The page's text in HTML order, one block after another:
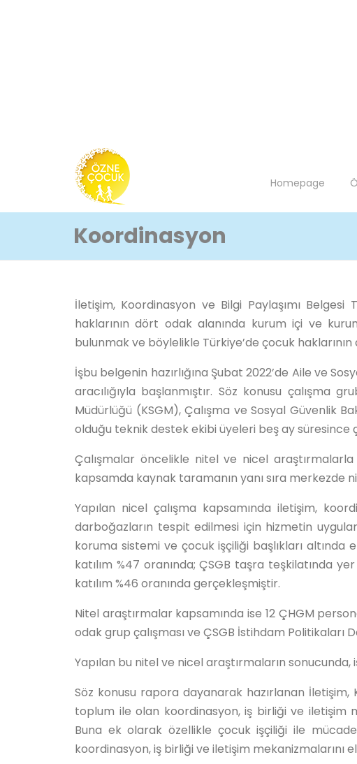
Homepage
Koordinasyon
İletişim, Koordinasyon ve Bilgi Paylaşımı
haklarının dört odak alanında kurum içi ve
bulunmak ve böylelikle Türkiye’de çocuk
İşbu belgenin hazırlığına Şubat 2022’de Aile ve
aracılığıyla başlanmıştır. Söz konusu çalışma
Müdürlüğü (KSGM), Çalışma ve Sosyal Güvenlik
olduğu teknik destek ekibi üyeleri beş ay süresince
Çalışmalar öncelikle nitel ve nicel
kapsamda kaynak taramanın yanı sıra merkezde
Yapılan nicel çalışma kapsamında iletişim,
darboğazların tespit edilmesi için hizmetin
koruma sistemi ve çocuk işçiliği başlıkları altında
katılım %47 oranında; ÇSGB taşra teşkilatında
katılım %46 oranında gerçekleşmiştir.
Nitel araştırmalar kapsamında ise 12 ÇHGM
odak grup çalışması ve ÇSGB İstihdam Politikaları
Yapılan bu nitel ve nicel araştırmaların
Söz konusu rapora dayanarak hazırlanan İletişim,
toplum ile olan koordinasyon, iş birliği ve iletişim
Buna ek olarak özellikle çocuk işçiliği ile
koordinasyon, iş birliği ve iletişim